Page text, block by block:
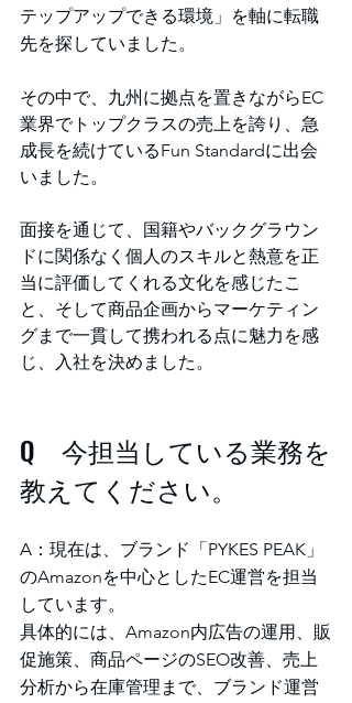
テップアップできる環境」を軸に転職
先を探していました。
その中で、九州に拠点を置きながらEC
業界でトップクラスの売上を誇り、急
成長を続けているFun Standardに出会
いました。
面接を通じて、国籍やバックグラウン
ドに関係なく個人のスキルと熱意を正
当に評価してくれる文化を感じたこ
と、そして商品企画からマーケティン
グまで一貫して携われる点に魅力を感
じ、入社を決めました。
Q　今担当している業務を
教えてください。
A： 現在は、ブランド「PYKES PEAK」
のAmazonを中心としたEC運営を担当
しています。
具体的には、Amazon内広告の運用、販
促施策、商品ページのSEO改善、売上
分析から在庫管理まで、ブランド運営